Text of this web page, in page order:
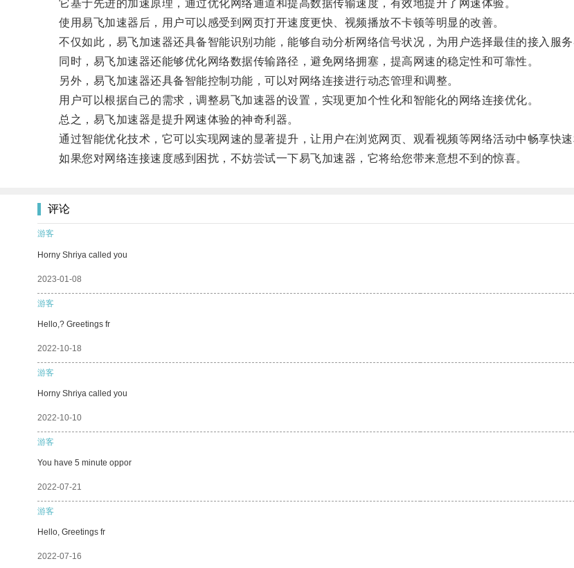
它基于先进的加速原理，通过优化网络通道和提高数据传输速度，有效地提升了网速体验。
使用易飞加速器后，用户可以感受到网页打开速度更快、视频播放不卡顿等明显的改善。
不仅如此，易飞加速器还具备智能识别功能，能够自动分析网络信号状况，为用户选择最佳的接入服务
同时，易飞加速器还能够优化网络数据传输路径，避免网络拥塞，提高网速的稳定性和可靠性。
另外，易飞加速器还具备智能控制功能，可以对网络连接进行动态管理和调整。
用户可以根据自己的需求，调整易飞加速器的设置，实现更加个性化和智能化的网络连接优化。
总之，易飞加速器是提升网速体验的神奇利器。
通过智能优化技术，它可以实现网速的显著提升，让用户在浏览网页、观看视频等网络活动中畅享快速
如果您对网络连接速度感到困扰，不妨尝试一下易飞加速器，它将给您带来意想不到的惊喜。
评论
游客
Horny Shriya called you
2023-01-08
游客
Hello,? Greetings fr
2022-10-18
游客
Horny Shriya called you
2022-10-10
游客
You have 5 minute oppor
2022-07-21
游客
Hello, Greetings fr
2022-07-16